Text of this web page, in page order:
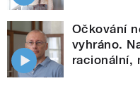
Očkování
vyhráno.
racionální,